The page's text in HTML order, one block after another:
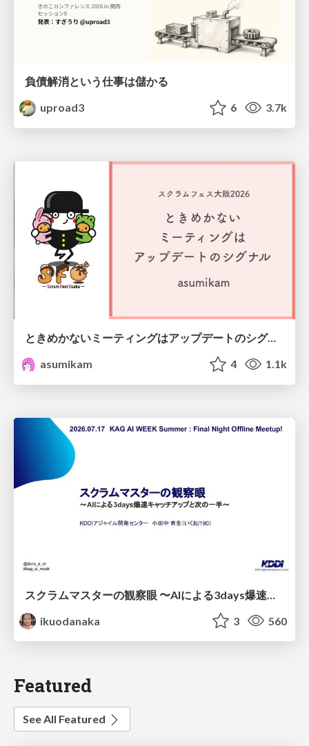
負債解消という仕事は儲かる
uproad3
6 3.7k
ときめかないミーティングはアップデートのシグナル #scrumosaka
asumikam
4 1.1k
ikuodanaka
3 560
Featured
See All Featured